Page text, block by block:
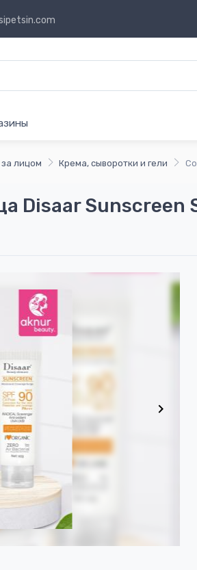
лицом Крема, сыворотки и гели
Disaar Sunscreen